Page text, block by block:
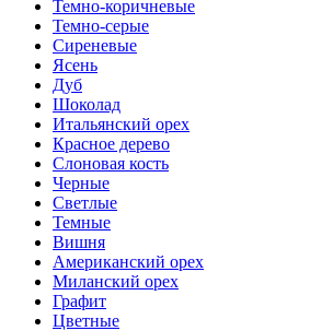
Темно-коричневые
Темно-серые
Сиреневые
Ясень
Дуб
Шоколад
Итальянский орех
Красное дерево
Слоновая кость
Черные
Светлые
Темные
Вишня
Американский орех
Миланский орех
Графит
Цветные